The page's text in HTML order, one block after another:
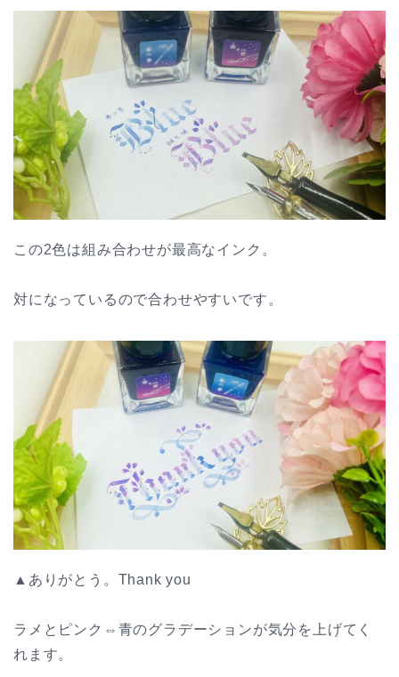
この2色は組み合わせが最高なインク。
対になっているので合わせやすいです。
▲ありがとう。Thank you
ラメとピンク⇔青のグラデーションが気分を上げてく
れます。